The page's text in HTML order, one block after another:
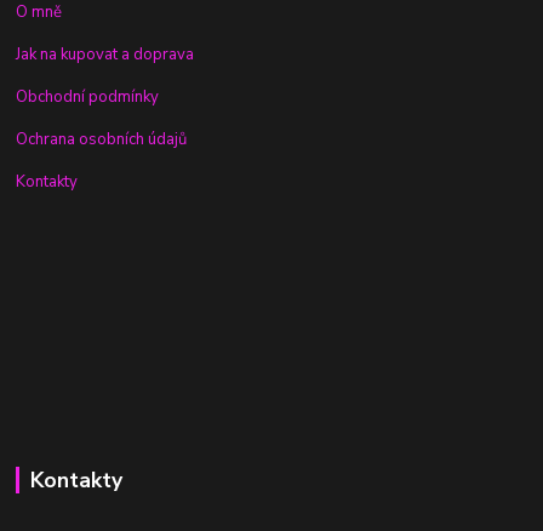
O mně
Jak na kupovat a doprava
Obchodní podmínky
Ochrana osobních údajů
Kontakty
Kontakty